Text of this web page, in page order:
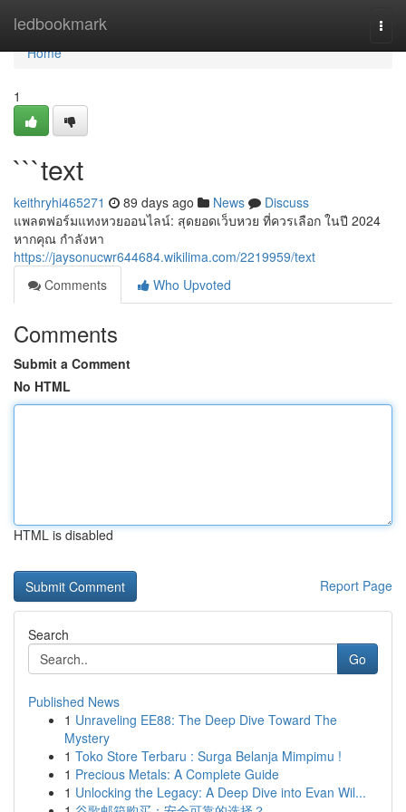
ledbookmark
Home
Home
1
```text
keithryhi465271 89 days ago News
Discuss
แพลตฟอร์มแทงหวยออนไลน์: สุดยอดเว็บหวย ที่ควรเลือก ในปี 2024
หากคุณ กำลังหา
https://jaysonucwr644684.wikilima.com/2219959/text
Comments
Who Upvoted
Comments
Submit a Comment
No HTML
HTML is disabled
Report Page
Search
Go
Published News
1 Unraveling EE88: The Deep Dive Toward The
Mystery
1 Toko Store Terbaru : Surga Belanja Mimpimu !
1 Precious Metals: A Complete Guide
1 Unlocking the Legacy: A Deep Dive into Evan Wil...